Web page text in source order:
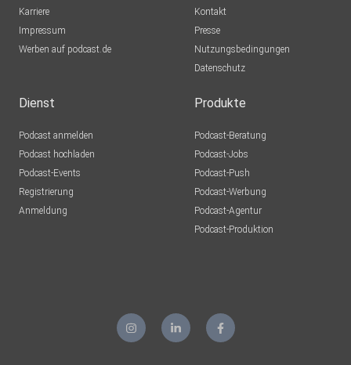
Karriere
Impressum
Werben auf podcast.de
Kontakt
Presse
Nutzungsbedingungen
Datenschutz
Dienst
Podcast anmelden
Podcast hochladen
Podcast-Events
Registrierung
Anmeldung
Produkte
Podcast-Beratung
Podcast-Jobs
Podcast-Push
Podcast-Werbung
Podcast-Agentur
Podcast-Produktion